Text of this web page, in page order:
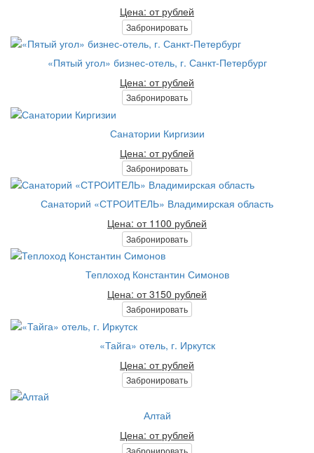
Цена: от рублей
Забронировать
«Пятый угол» бизнес-отель, г. Санкт-Петербург
Цена: от рублей
Забронировать
Санатории Киргизии
Цена: от рублей
Забронировать
Санаторий «СТРОИТЕЛЬ» Владимирская область
Цена: от 1100 рублей
Забронировать
Теплоход Константин Симонов
Цена: от 3150 рублей
Забронировать
«Тайга» отель, г. Иркутск
Цена: от рублей
Забронировать
Алтай
Цена: от рублей
Забронировать